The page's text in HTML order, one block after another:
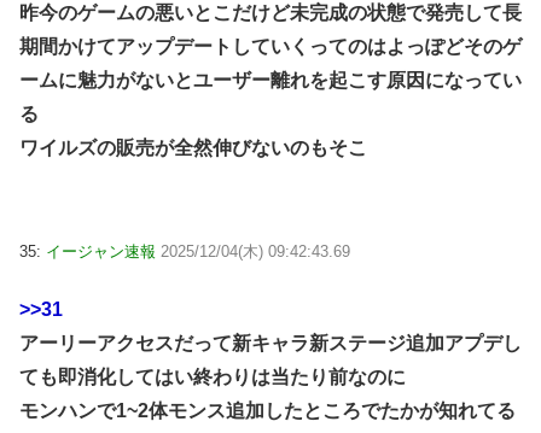
昨今のゲームの悪いとこだけど未完成の状態で発売して長
期間かけてアップデートしていくってのはよっぽどそのゲ
ームに魅力がないとユーザー離れを起こす原因になってい
る
ワイルズの販売が全然伸びないのもそこ
35: イージャン速報 2025/12/04(木) 09:42:43.69
>>31
アーリーアクセスだって新キャラ新ステージ追加アプデし
ても即消化してはい終わりは当たり前なのに
モンハンで1~2体モンス追加したところでたかが知れてる